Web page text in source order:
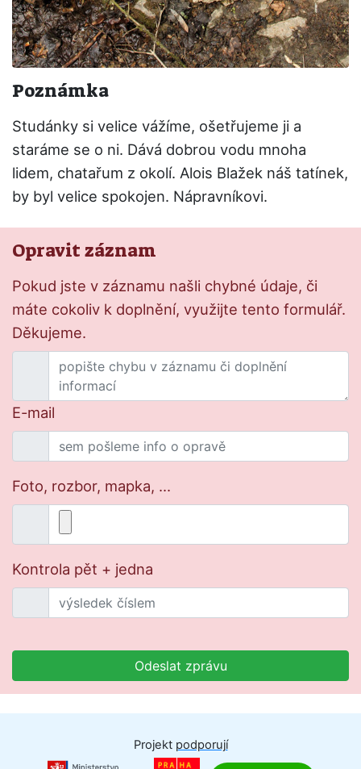
Poznámka
Studánky si velice vážíme, ošetřujeme ji a
staráme se o ni. Dává dobrou vodu mnoha
lidem, chatařum z okolí. Alois Blažek náš tatínek,
by byl velice spokojen. Nápravníkovi.
Opravit záznam
Pokud jste v záznamu našli chybné údaje, či
máte cokoliv k doplnění, využijte tento formulář.
Děkujeme.
E-mail
Foto, rozbor, mapka, ...
Kontrola pět + jedna
Odeslat zprávu
Projekt podporují